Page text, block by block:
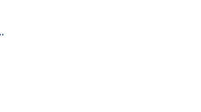
卡吊飾 美樂蒂